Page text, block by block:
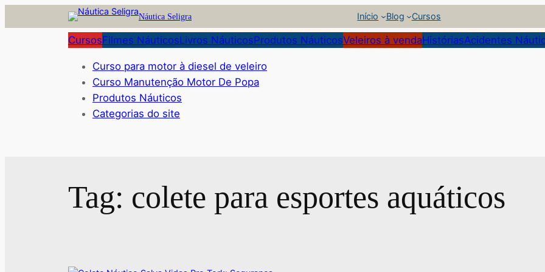
para
Náutica Seligra Início Blog Cursos
CursosFilmes NáuticosLivros NáuticosProdutos NáuticosVeleiros à vendaHistóriasAcidentes
Curso para motor à diesel de veleiro
Curso Manutenção Motor De Popa
Produtos Náuticos
Categorias do site
Tag: colete para esportes aquáticos